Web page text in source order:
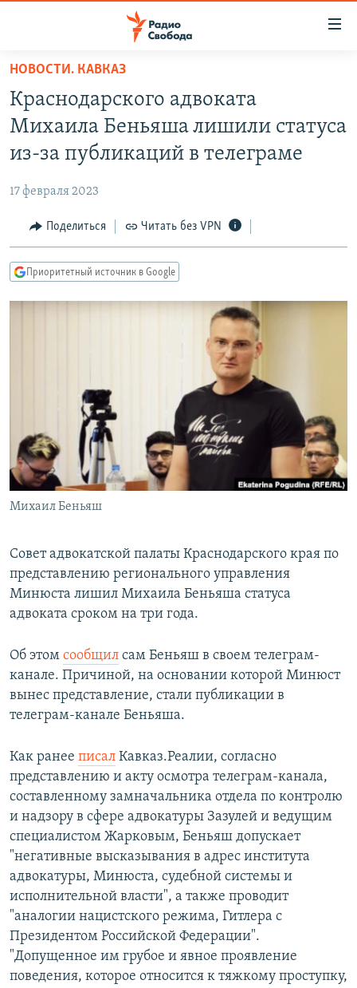
упрощенного
доступа
Вернуться
основному
Вернутся
Вернутся
ПОДКАСТЫ
АВТОРСКИЕ ПРОЕКТЫ
МНЕНИЯ
КУЛЬТУРА
КАВКАЗ.РЕАЛИИ
ПОДПИШИТЕСЬ НА РАССЫЛКУ
СОЦИАЛЬНЫЕ СЕТИ
Все сайты РСЕ/РС
НОВОСТИ. КАВКАЗ
Краснодарского адвоката
Михаила Беньяша лишили статуса
из-за публикаций в телеграме
17 февраля 2023
Поделиться Читать без VPN
Приоритетный источник в Google
Михаил Беньяш
Совет адвокатской палаты Краснодарского края по
представлению регионального управления
Минюста лишил Михаила Беньяша статуса
адвоката сроком на три года.
Об этом сообщил сам Беньяш в своем телеграм-
канале. Причиной, на основании которой Минюст
вынес представление, стали публикации в
телеграм-канале Беньяша.
Как ранее писал Кавказ.Реалии, согласно
представлению и акту осмотра телеграм-канала,
составленному замначальника отдела по контролю
и надзору в сфере адвокатуры Зазулей и ведущим
специалистом Жарковым, Беньяш допускает
"негативные высказывания в адрес института
адвокатуры, Минюста, судебной системы и
исполнительной власти", а также проводит
"аналогии нацистского режима, Гитлера с
Президентом Российской Федерации".
"Допущенное им грубое и явное проявление
поведения, которое относится к тяжкому проступку,